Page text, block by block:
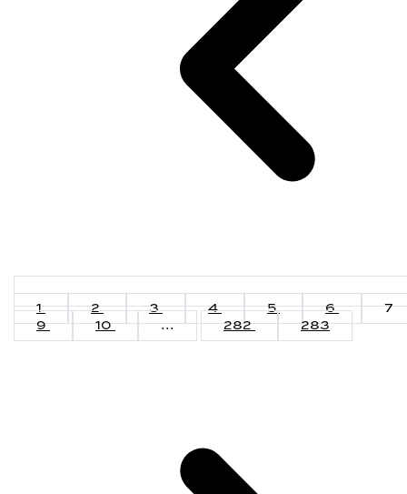
1 2 3 4 5 6
7
9
10 ... 282 283